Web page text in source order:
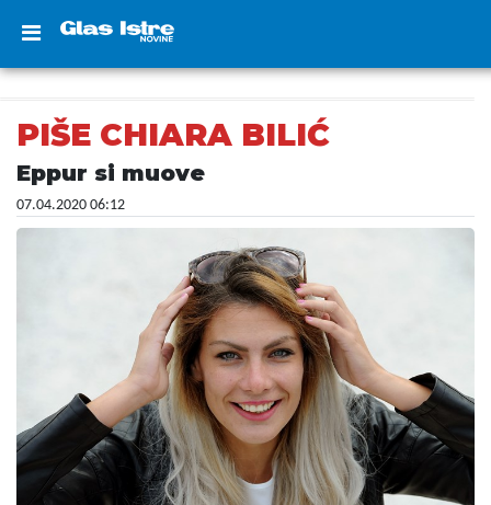
PIŠE CHIARA BILIĆ
Eppur si muove
07.04.2020 06:12